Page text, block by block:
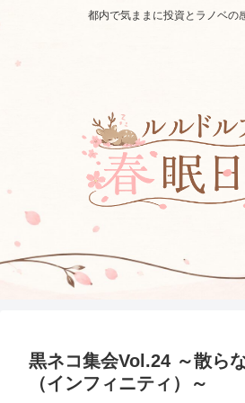
都内で気ままに投資とラノベの
黒ネコ集会Vol.24 ～散ら
（インフィニティ）～